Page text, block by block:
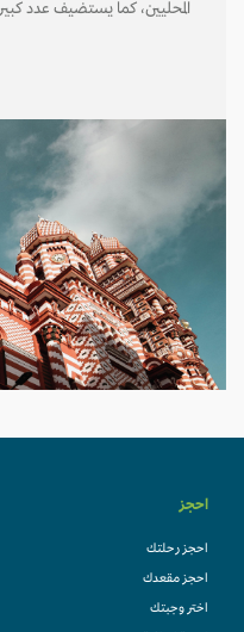
المحليين، كما يستضيف عدد
احجز
احجز رحلتك
احجز مقعدك
اختر وجبتك